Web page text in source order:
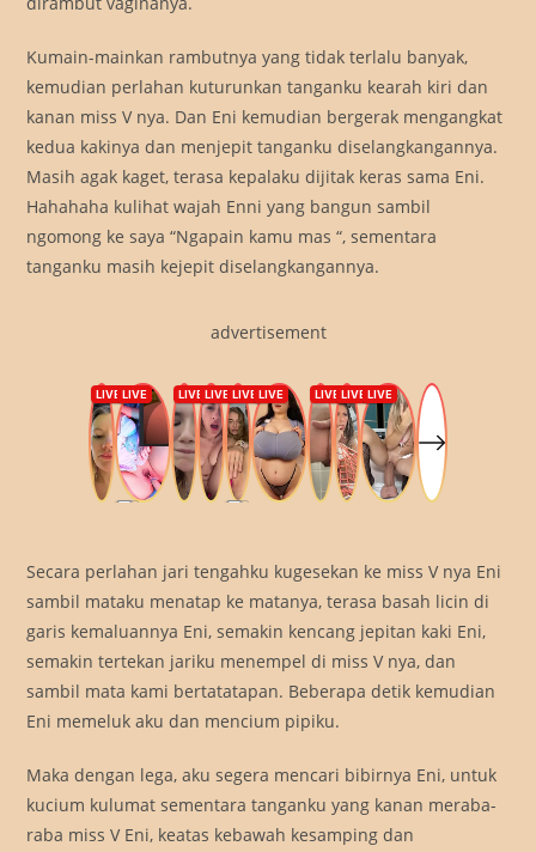
Kumain-mainkan rambutnya yang tidak terlalu banyak,
kemudian perlahan kuturunkan tanganku kearah kiri dan
kanan miss V nya. Dan Eni kemudian bergerak mengangkat
kedua kakinya dan menjepit tanganku diselangkangannya.
Masih agak kaget, terasa kepalaku dijitak keras sama Eni.
Hahahaha kulihat wajah Enni yang bangun sambil
ngomong ke saya “Ngapain kamu mas “, sementara
tanganku masih kejepit diselangkangannya.
advertisement
Secara perlahan jari tengahku kugesekan ke miss V nya Eni
sambil mataku menatap ke matanya, terasa basah licin di
garis kemaluannya Eni, semakin kencang jepitan kaki Eni,
semakin tertekan jariku menempel di miss V nya, dan
sambil mata kami bertatatapan. Beberapa detik kemudian
Eni memeluk aku dan mencium pipiku.
Maka dengan lega, aku segera mencari bibirnya Eni, untuk
kucium kulumat sementara tanganku yang kanan meraba-
raba miss V Eni, keatas kebawah kesamping dan